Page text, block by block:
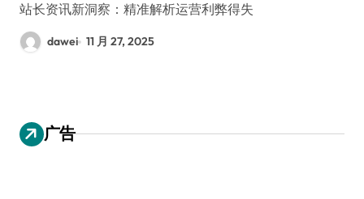
站长资讯新洞察：精准解析运营利弊得失
dawei 11 月 27, 2025
广告